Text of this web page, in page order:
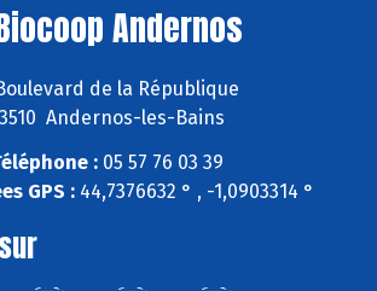
Andernos
de la République
Andernos-les-Bains
:05 57 76 03 39
GPS : 44,7376632 ° , -1,0903314 °